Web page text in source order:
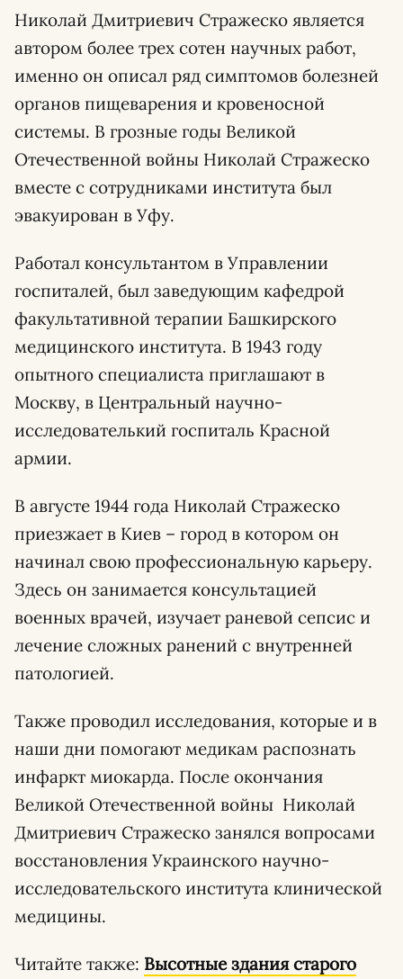
Николай Дмитриевич Стражеско является
автором более трех сотен научных работ,
именно он описал ряд симптомов болезней
органов пищеварения и кровеносной
системы. В грозные годы Великой
Отечественной войны Николай Стражеско
вместе с сотрудниками института был
эвакуирован в Уфу.
Работал консультантом в Управлении
госпиталей, был заведующим кафедрой
факультативной терапии Башкирского
медицинского института. В 1943 году
опытного специалиста приглашают в
Москву, в Центральный научно-
исследователький госпиталь Красной
армии.
В августе 1944 года Николай Стражеско
приезжает в Киев – город в котором он
начинал свою профессиональную карьеру.
Здесь он занимается консультацией
военных врачей, изучает раневой сепсис и
лечение сложных ранений с внутренней
патологией.
Также проводил исследования, которые и в
наши дни помогают медикам распознать
инфаркт миокарда. После окончания
Великой Отечественной войны Николай
Дмитриевич Стражеско занялся вопросами
восстановления Украинского научно-
исследовательского института клинической
медицины.
Читайте также: Высотные здания старого